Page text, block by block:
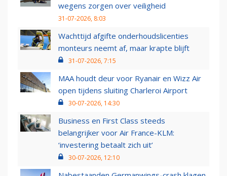
wegens zorgen over veiligheid
31-07-2026, 8:03
Wachttijd afgifte onderhoudslicenties
monteurs neemt af, maar krapte blijft
31-07-2026, 7:15
MAA houdt deur voor Ryanair en Wizz Air
open tijdens sluiting Charleroi Airport
30-07-2026, 14:30
Business en First Class steeds
belangrijker voor Air France-KLM:
‘investering betaalt zich uit’
30-07-2026, 12:10